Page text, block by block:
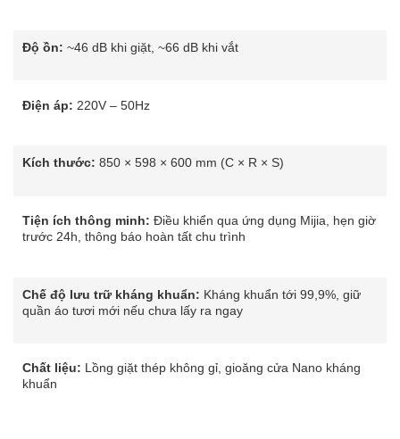
Độ ồn: ~46 dB khi giặt, ~66 dB khi vắt
Điện áp: 220V – 50Hz
Kích thước: 850 × 598 × 600 mm (C × R × S)
Tiện ích thông minh: Điều khiển qua ứng dụng Mijia, hẹn giờ
trước 24h, thông báo hoàn tất chu trình
Chế độ lưu trữ kháng khuẩn: Kháng khuẩn tới 99,9%, giữ
quần áo tươi mới nếu chưa lấy ra ngay
Chất liệu: Lồng giặt thép không gỉ, gioăng cửa Nano kháng
khuẩn